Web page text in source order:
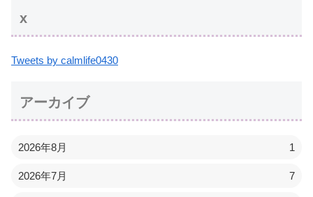
x
Tweets by calmlife0430
アーカイブ
2026年8月 1
2026年7月 7